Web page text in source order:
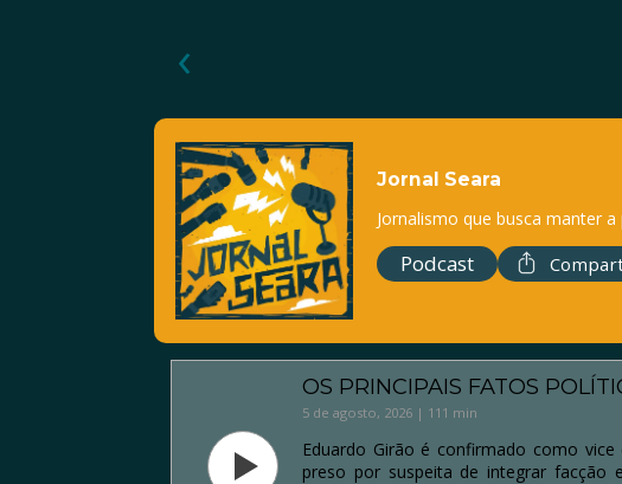
‹
Jornal Seara
Jornalismo que busca manter
Podcast
OS PRINCIPAIS FATOS
5 de agosto, 2026 | 111 min
Eduardo Girão é confirmado como
preso por suspeita de integrar facção